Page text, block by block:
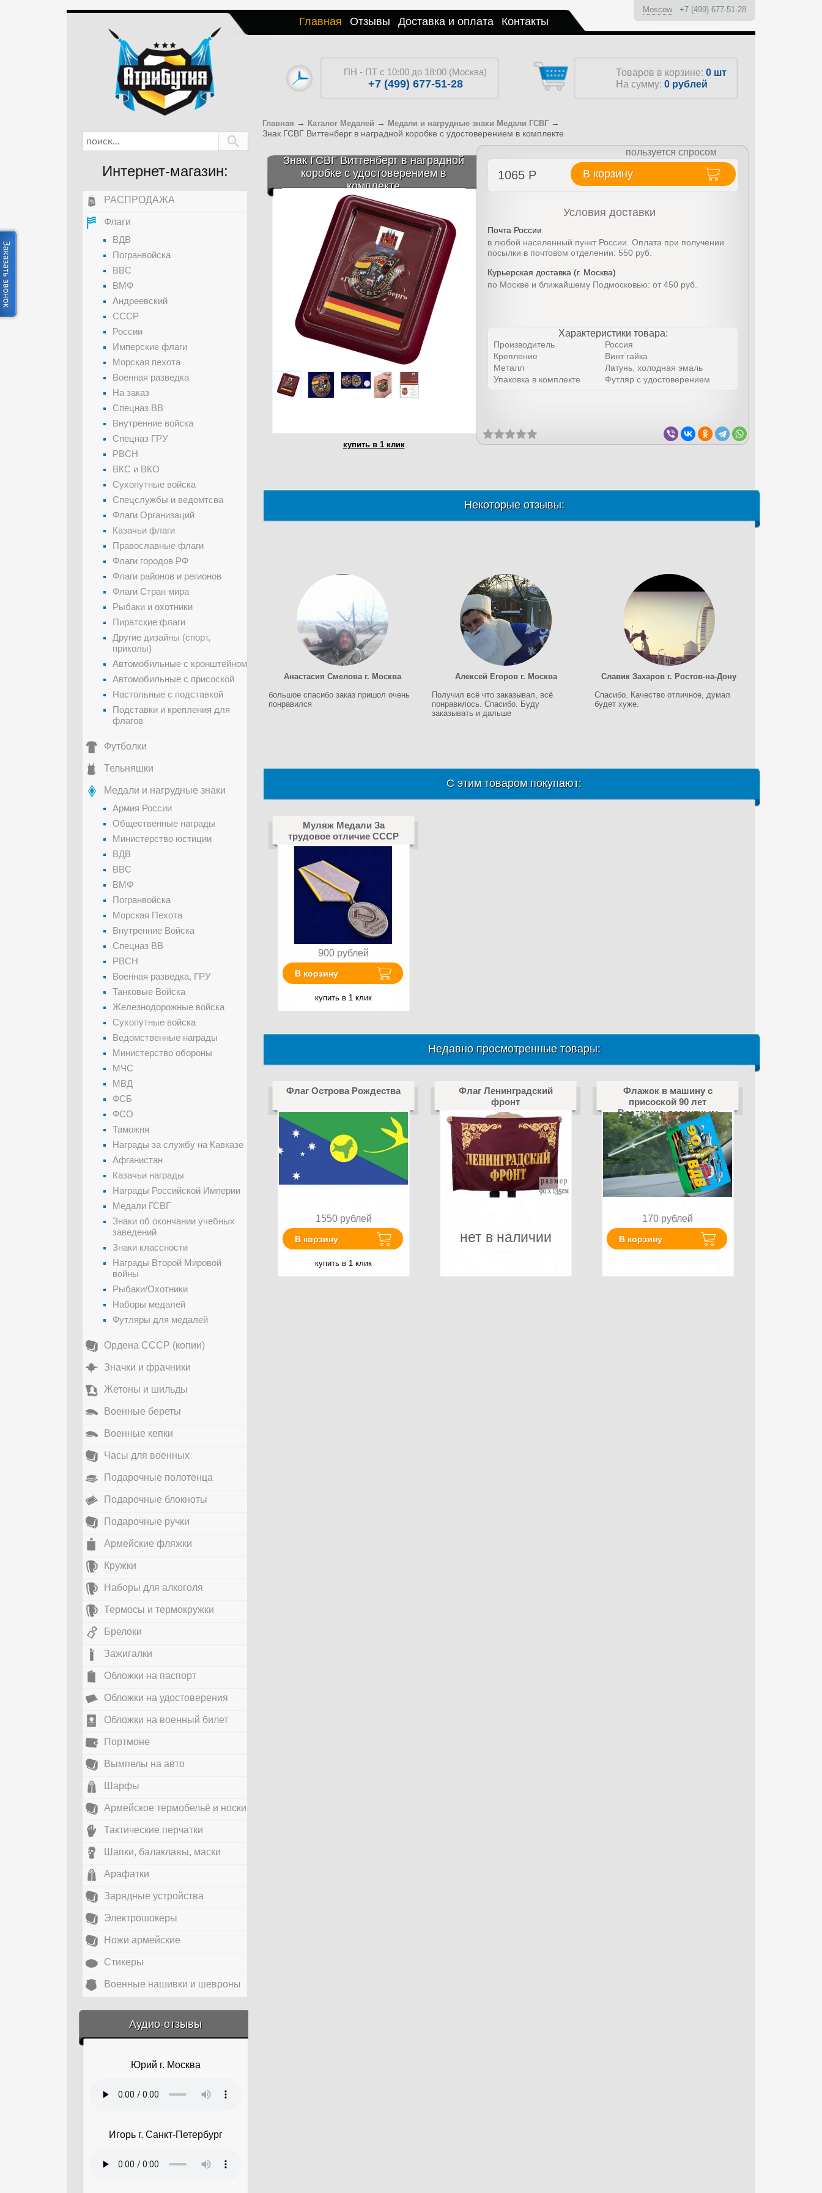
Главная Отзывы Доставка и оплата Контакты
Moscow +7 (499) 677-51-28
ПН - ПТ с 10:00 до 18:00 (Москва)
+7 (499) 677-51-28
Товаров в корзине: 0 шт
На сумму: 0 рублей
Главная → Каталог Медалей → Медали и нагрудные знаки Медали ГСВГ →
Знак ГСВГ Виттенберг в наградной коробке с удостоверением в комплекте
Знак ГСВГ Виттенберг в наградной
коробке с удостоверением в
комплекте
пользуется спросом
1065 Р В корзину
купить в 1 клик
Условия доставки
Почта России
в любой населенный пункт России. Оплата при получении
посылки в почтовом отделении: 550 руб.
Курьерская доставка (г. Москва)
по Москве и ближайшему Подмосковью: от 450 руб.
Характеристики товара:
Производитель
Россия
Крепление
Винт гайка
Металл
Латунь, холодная эмаль
Упаковка в комплекте
Футляр с удостоверением
Некоторые отзывы:
Анастасия Смелова г. Москва
большое спасибо заказ пришол очень
понравился
Алексей Егоров г. Москва
Получил всё что заказывал, всё
понравилось. Спасибо. Буду
заказывать и дальше
Славик Захаров г. Ростов-на-Дону
Спасибо. Качество отличное, думал
будет хуже.
С этим товаром покупают:
Муляж Медали За
трудовое отличие СССР
900 рублей
В корзину
купить в 1 клик
Недавно просмотренные товары:
Флаг Острова Рождества
1550 рублей
В корзину
купить в 1 клик
Флаг Ленинградский
фронт
нет в наличии
Флажок в машину с
присоской 90 лет
Воздушно-десантным
войскам
170 рублей
В корзину
Интернет-магазин:
РАСПРОДАЖА
Флаги
ВДВ
Погранвойска
ВВС
ВМФ
Андреевский
СССР
России
Имперские флаги
Морская пехота
Военная разведка
На заказ
Спецназ ВВ
Внутренние войска
Спецназ ГРУ
РВСН
ВКС и ВКО
Сухопутные войска
Спецслужбы и ведомтсва
Флаги Организаций
Казачьи флаги
Православные флаги
Флаги городов РФ
Флаги районов и регионов
Флаги Стран мира
Рыбаки и охотники
Пиратские флаги
Другие дизайны (спорт,
приколы)
Автомобильные с кронштейном
Автомобильные с присоской
Настольные с подставкой
Подставки и крепления для
флагов
Футболки
Тельняшки
Медали и нагрудные знаки
Армия России
Общественные награды
Министерство юстиции
ВДВ
ВВС
ВМФ
Погранвойска
Морская Пехота
Внутренние Войска
Спецназ ВВ
РВСН
Военная разведка, ГРУ
Танковые Войска
Железнодорожные войска
Сухопутные войска
Ведомственные награды
Министерство обороны
МЧС
МВД
ФСБ
ФСО
Таможня
Награды за службу на Кавказе
Афганистан
Казачьи награды
Награды Российской Империи
Медали ГСВГ
Знаки об окончании учебных
заведений
Знаки классности
Награды Второй Мировой
войны
Рыбаки/Охотники
Наборы медалей
Футляры для медалей
Ордена СССР (копии)
Значки и фрачники
Жетоны и шильды
Военные береты
Военные кепки
Часы для военных
Подарочные полотенца
Подарочные блокноты
Подарочные ручки
Армейские фляжки
Кружки
Наборы для алкоголя
Термосы и термокружки
Брелоки
Зажигалки
Обложки на паспорт
Обложки на удостоверения
Обложки на военный билет
Портмоне
Вымпелы на авто
Шарфы
Армейское термобельё и носки
Тактические перчатки
Шапки, балаклавы, маски
Арафатки
Зарядные устройства
Электрошокеры
Ножи армейские
Стикеры
Военные нашивки и шевроны
Аудио-отзывы
&amp;nbsp;
Юрий г. Москва
Игорь г. Санкт-Петербург